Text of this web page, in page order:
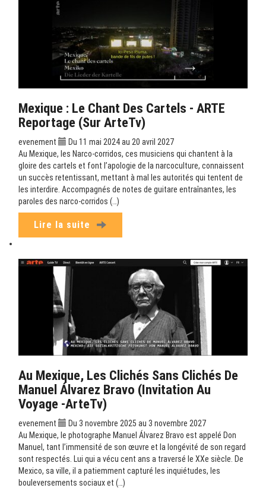
Mexique : Le Chant Des Cartels - ARTE
Reportage (sur ArteTv)
evenement
Du 11 mai 2024 au 20 avril 2027
Au Mexique, les Narco-corridos, ces musiciens qui chantent à la
gloire des cartels et font l’apologie de la narcoculture, connaissent
un succès retentissant, mettant à mal les autorités qui tentent de
les interdire. Accompagnés de notes de guitare entraînantes, les
paroles des narco-corridos (…)
Lire la suite
Au Mexique, Les Clichés Sans Clichés De
Manuel Álvarez Bravo (Invitation Au
Voyage -ArteTv)
evenement
Du 3 novembre 2025 au 3 novembre 2027
Au Mexique, le photographe Manuel Álvarez Bravo est appelé Don
Manuel, tant l’immensité de son œuvre et la longévité de son regard
sont respectés. Lui qui a vécu cent ans a traversé le XXe siècle. De
Mexico, sa ville, il a patiemment capturé les inquiétudes, les
bouleversements sociaux et (…)